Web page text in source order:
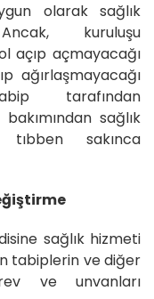
olarak sağlık
kuruluşu
açıp açmayacağı
ağırlaşmayacağı
tarafından
sağlık
tıbben sakınca
sağlık hizmeti
tabiplerin ve diğer
ve unvanları